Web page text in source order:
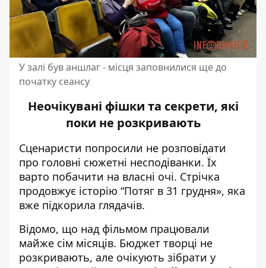
У залі був аншлаг - місця заповнилися ще до
початку сеансу
Неочікувані фішки та секрети, які
поки не розкривають
Сценаристи попросили не розповідати
про головні сюжетні несподіванки. Їх
варто побачити на власні очі. Стрічка
продовжує історію “Потяг в 31 грудня», яка
вже підкорила глядачів.
Відомо, що над фільмом працювали
майже сім місяців. Бюджет творці не
розкривають, але очікують зібрати у